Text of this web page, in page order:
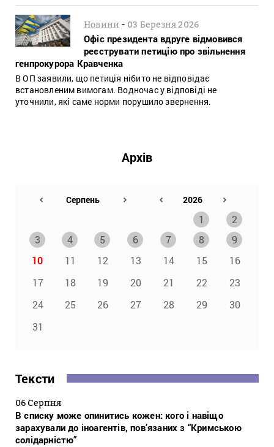
Новини - 03 Березня 2026
Офіс президента вдруге відмовився
реєструвати петицію про звільнення
генпрокурора Кравченка
В ОП заявили, що петиція нібито не відповідає
встановленим вимогам. Водночас у відповіді не
уточнили, які саме норми порушило звернення.
Архів
1
2
3
4 5 6 7 8
9
10
11 12 13 14 15
16
17
18 19 20 21 22
23
24
25 26 27 28 29
30
31
Тексти
06 Серпня
В списку може опинитись кожен: кого і навіщо
зарахували до іноагентів, пов’язаних з “Кримською
солідарністю”